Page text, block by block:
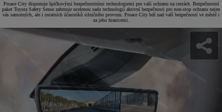
Proace City disponuje špičkovými bezpečnostními technologiemi pro vaši ochranu na cestách. Bezpečnostní
paket Toyota Safety Sense zahrnuje ucelenou sadu technologií aktivní bezpečnosti pro non-stop ochranu nejen
vás samotných, ale i ostatních účastníků silničního provozu. Proace City bdí nad vaší bezpečností ve městě i
za jeho hranicemi.